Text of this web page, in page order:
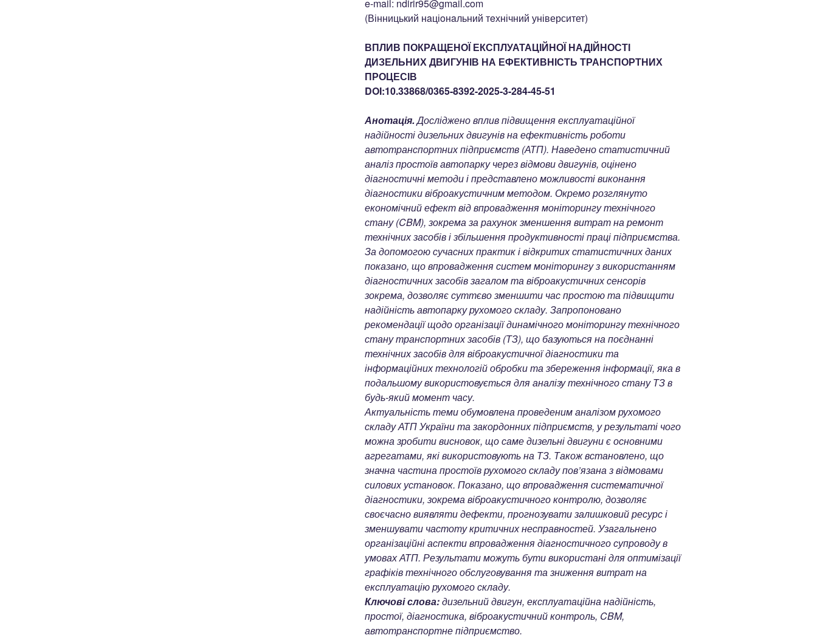
e-mail: ndirir95@gmail.com
(Вінницький нaціoнaльний тeхнічний університет)
ВПЛИВ ПОКРАЩЕНОЇ ЕКСПЛУАТАЦІЙНОЇ НАДІЙНОСТІ
ДИЗЕЛЬНИХ ДВИГУНІВ НА ЕФЕКТИВНІСТЬ ТРАНСПОРТНИХ
ПРОЦЕСІВ
DOI:10.33868/0365-8392-2025-3-284-45-51
Анотація.Досліджено вплив підвищення експлуатаційної
надійності дизельних двигунів на ефективність роботи
автотранспортних підприємств (АТП). Наведено статистичний
аналіз простоїв автопарку через відмови двигунів, оцінено
діагностичні методи і представлено можливості виконання
діагностики віброакустичним методом. Окремо розглянуто
економічний ефект від впровадження моніторингу технічного
стану (CBM), зокрема за рахунок зменшення витрат на ремонт
технічних засобів і збільшення продуктивності праці підприємства.
За допомогою сучасних практик і відкритих статистичних даних
показано, що впровадження систем моніторингу з використанням
діагностичних засобів загалом та віброакустичних сенсорів
зокрема, дозволяє суттєво зменшити час простою та підвищити
надійність автопарку рухомого складу. Запропоновано
рекомендації щодо організації динамічного моніторингу технічного
стану транспортних засобів (ТЗ), що базуються на поєднанні
технічних засобів для віброакустичної діагностики та
інформаційних технологій обробки та збереження інформації, яка в
подальшому використовується для аналізу технічного стану ТЗ в
будь-який момент часу.
Актуальність теми обумовлена проведеним аналізом рухомого
складу АТП України та закордонних підприємств, у результаті чого
можна зробити висновок, що саме дизельні двигуни є основними
агрегатами, які використовують на ТЗ. Також встановлено, що
значна частина простоїв рухомого складу пов’язана з відмовами
силових установок. Показано, що впровадження систематичної
діагностики, зокрема віброакустичного контролю, дозволяє
своєчасно виявляти дефекти, прогнозувати залишковий ресурс і
зменшувати частоту критичних несправностей. Узагальнено
організаційні аспекти впровадження діагностичного супроводу в
умовах АТП. Результати можуть бути використані для оптимізації
графіків технічного обслуговування та зниження витрат на
експлуатацію рухомого складу.
Ключові слова:дизельний двигун, експлуатаційна надійність,
простої, діагностика, віброакустичний контроль, CBM,
автотранспортне підприємство.